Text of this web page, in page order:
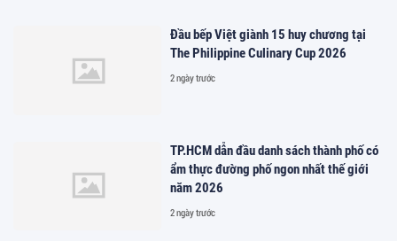
Đầu bếp Việt giành 15 huy chương tại
The Philippine Culinary Cup 2026
2 ngày trước
TP.HCM dẫn đầu danh sách thành phố có
ẩm thực đường phố ngon nhất thế giới
năm 2026
2 ngày trước